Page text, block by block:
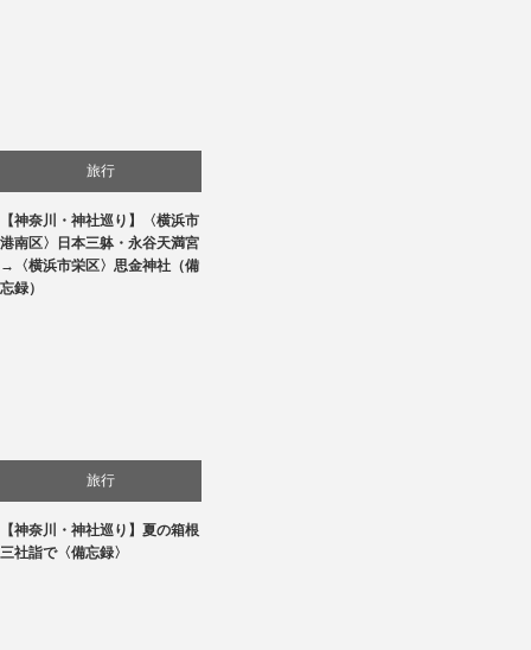
旅行
【神奈川・神社巡り】〈横浜市
港南区〉日本三躰・永谷天満宮
→〈横浜市栄区〉思金神社（備
忘録）
旅行
【神奈川・神社巡り】夏の箱根
三社詣で〈備忘録〉